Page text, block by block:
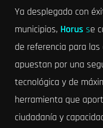
Ya desplegado con
municipios, Horus se
de referencia para
apuestan por una
tecnológica y de
herramienta que
ciudadanía y